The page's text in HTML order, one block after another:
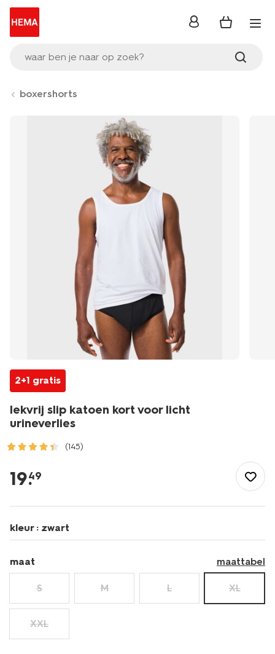
waar ben je naar op zoek?
inloggen
boxershorts
2+1 gratis
lekvrij slip katoen kort voor licht
urineverlies
(145)
slip-
katoen-
voor-
licht-
urineverlies-
19.
49
kleur : zwart
maat maattabel
S M L XL
XXL